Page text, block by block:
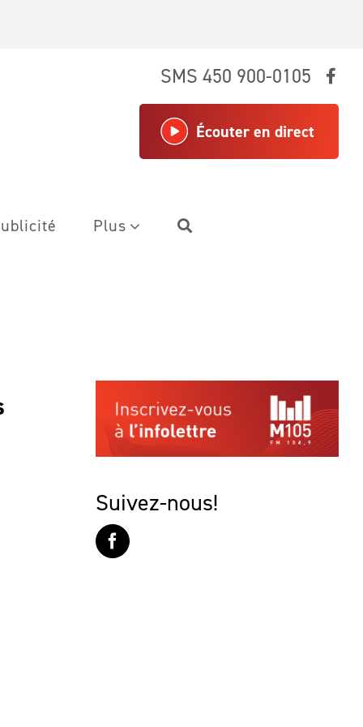
SMS 450 900-0105
Écouter en direct
Plus
Suivez-nous!